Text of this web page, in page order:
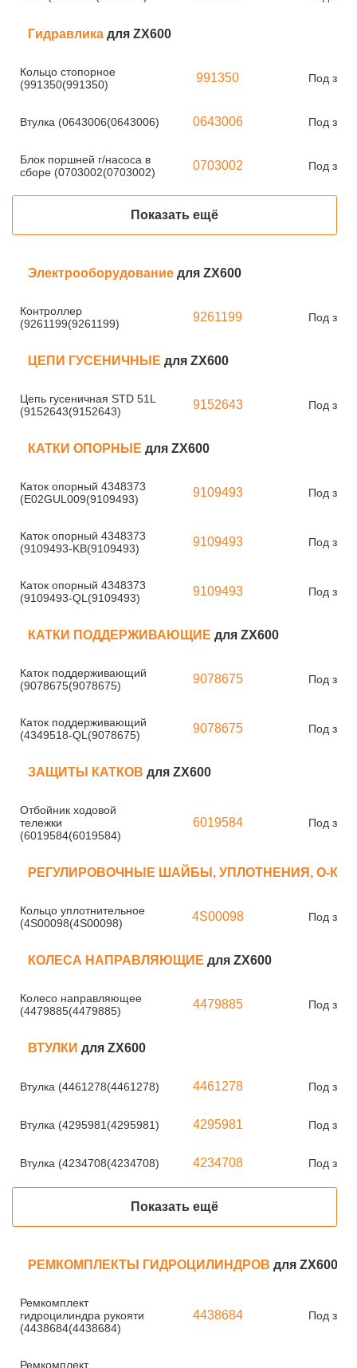
Гидравлика для ZX600
Кольцо стопорное
(991350(991350)
991350 Под
Втулка (0643006(0643006) 0643006 Под
Блок поршней г/насоса в
сборе (0703002(0703002)
0703002 Под
Показать ещё
Электрооборудование для ZX600
Контроллер
(9261199(9261199)
9261199 Под
ЦЕПИ ГУСЕНИЧНЫЕ для ZX600
Цепь гусеничная STD 51L
(9152643(9152643)
9152643 Под
КАТКИ ОПОРНЫЕ для ZX600
Каток опорный 4348373
(E02GUL009(9109493)
9109493 Под
Каток опорный 4348373
(9109493-KB(9109493)
9109493 Под
Каток опорный 4348373
(9109493-QL(9109493)
9109493 Под
КАТКИ ПОДДЕРЖИВАЮЩИЕ для ZX600
Каток поддерживающий
(9078675(9078675)
9078675 Под
Каток поддерживающий
(4349518-QL(9078675)
9078675 Под
ЗАЩИТЫ КАТКОВ для ZX600
Отбойник ходовой
тележки
(6019584(6019584)
6019584 Под
РЕГУЛИРОВОЧНЫЕ ШАЙБЫ, УПЛОТНЕНИЯ, О-
Кольцо уплотнительное
(4S00098(4S00098)
4S00098 Под
КОЛЕСА НАПРАВЛЯЮЩИЕ для ZX600
Колесо направляющее
(4479885(4479885)
4479885 Под
ВТУЛКИ для ZX600
Втулка (4461278(4461278) 4461278 Под
Втулка (4295981(4295981) 4295981 Под
Втулка (4234708(4234708) 4234708 Под
Показать ещё
РЕМКОМПЛЕКТЫ ГИДРОЦИЛИНДРОВ для ZX600
Ремкомплект
гидроцилиндра рукояти
(4438684(4438684)
4438684 Под
Ремкомплект